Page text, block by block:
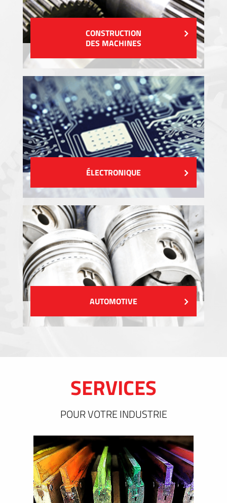
CONSTRUCTION
DES MACHINES
ÉLECTRONIQUE
AUTOMOTIVE
SERVICES
POUR VOTRE INDUSTRIE